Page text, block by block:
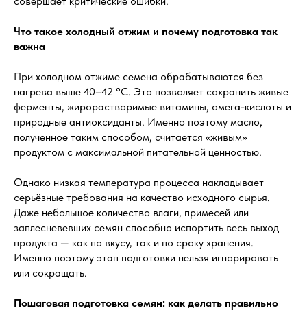
Что такое холодный отжим и почему подготовка так
важна
При холодном отжиме семена обрабатываются без
нагрева выше 40–42 °C. Это позволяет сохранить живые
ферменты, жирорастворимые витамины, омега-кислоты и
природные антиоксиданты. Именно поэтому масло,
полученное таким способом, считается «живым»
продуктом с максимальной питательной ценностью.
Однако низкая температура процесса накладывает
серьёзные требования на качество исходного сырья.
Даже небольшое количество влаги, примесей или
заплесневевших семян способно испортить весь выход
продукта — как по вкусу, так и по сроку хранения.
Именно поэтому этап подготовки нельзя игнорировать
или сокращать.
Пошаговая подготовка семян: как делать правильно